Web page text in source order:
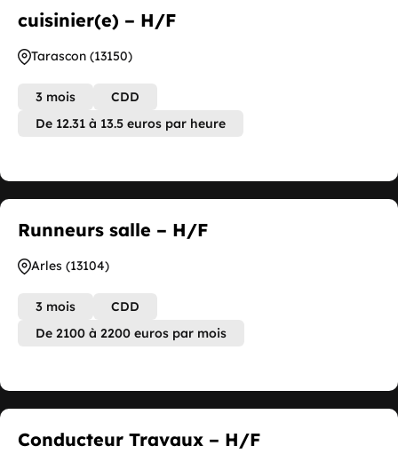
cuisinier(e) – H/F
Tarascon (13150)
3 mois
CDD
De 12.31 à 13.5 euros par heure
Runneurs salle – H/F
Arles (13104)
3 mois
CDD
De 2100 à 2200 euros par mois
Conducteur Travaux – H/F